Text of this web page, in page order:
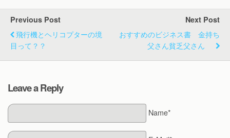
Previous Post
飛行機とヘリコプターの境
目って？？
Next Post
おすすめのビジネス書 金持ち
父さん貧乏父さん
Leave a Reply
Name*